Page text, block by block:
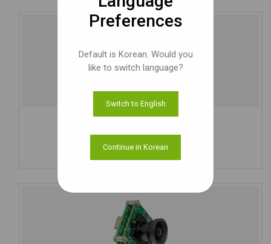
See3CAM_CU81
더 알아보기
Preferences
Default is Korean. Would you
like to switch language?
Switch to English
Continue in Korean